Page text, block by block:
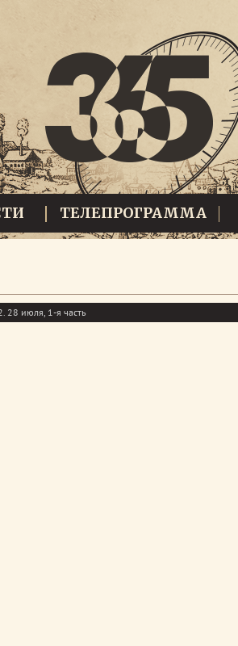
ТЕЛЕПРОГРАММА
28 июля, 1-я часть